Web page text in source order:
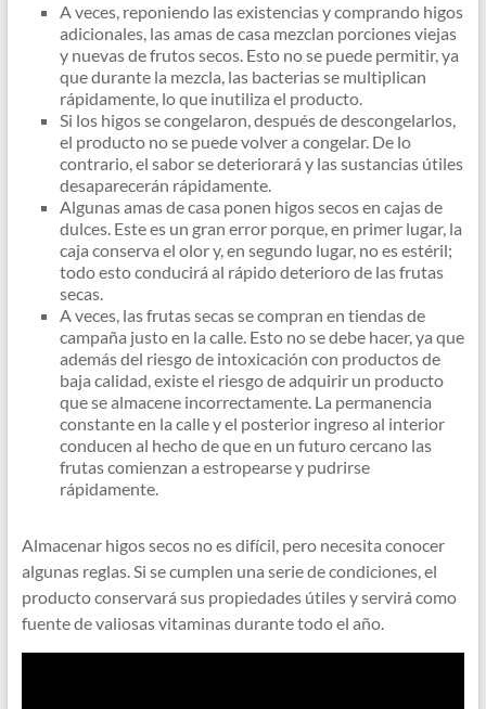
A veces, reponiendo las existencias y comprando higos
adicionales, las amas de casa mezclan porciones viejas
y nuevas de frutos secos. Esto no se puede permitir, ya
que durante la mezcla, las bacterias se multiplican
rápidamente, lo que inutiliza el producto.
Si los higos se congelaron, después de descongelarlos,
el producto no se puede volver a congelar. De lo
contrario, el sabor se deteriorará y las sustancias útiles
desaparecerán rápidamente.
Algunas amas de casa ponen higos secos en cajas de
dulces. Este es un gran error porque, en primer lugar, la
caja conserva el olor y, en segundo lugar, no es estéril;
todo esto conducirá al rápido deterioro de las frutas
secas.
A veces, las frutas secas se compran en tiendas de
campaña justo en la calle. Esto no se debe hacer, ya que
además del riesgo de intoxicación con productos de
baja calidad, existe el riesgo de adquirir un producto
que se almacene incorrectamente. La permanencia
constante en la calle y el posterior ingreso al interior
conducen al hecho de que en un futuro cercano las
frutas comienzan a estropearse y pudrirse
rápidamente.
Almacenar higos secos no es difícil, pero necesita conocer
algunas reglas. Si se cumplen una serie de condiciones, el
producto conservará sus propiedades útiles y servirá como
fuente de valiosas vitaminas durante todo el año.